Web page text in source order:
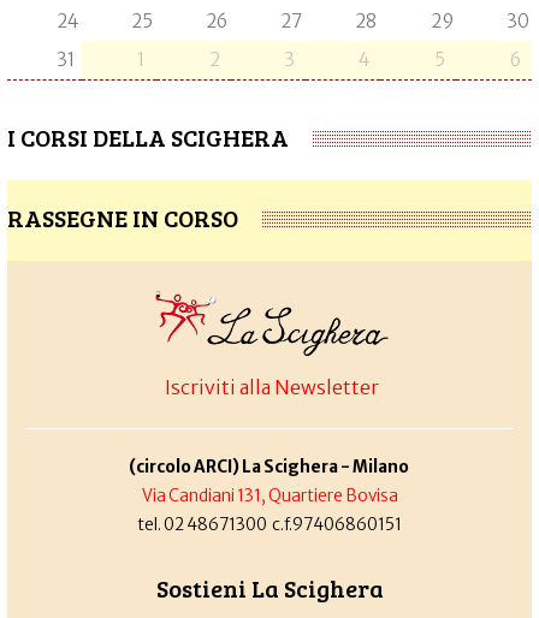
24
25 26 27 28 29
30
31
1 2 3 4 5 6
I CORSI DELLA SCIGHERA
RASSEGNE IN CORSO
Iscriviti alla Newsletter
(circolo ARCI) La Scighera - Milano
Via Candiani 131, Quartiere Bovisa
tel. 02 48671300 c.f.97406860151
Sostieni La Scighera